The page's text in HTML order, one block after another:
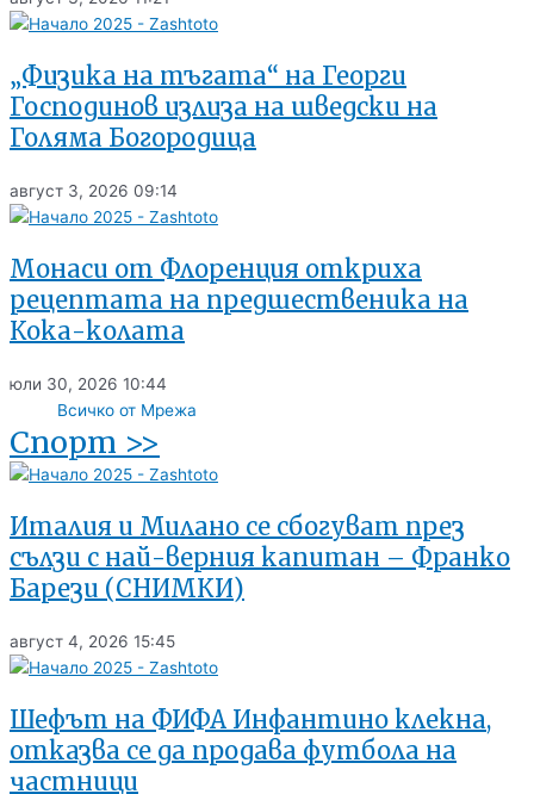
„Физика на тъгата“ на Георги
Господинов излиза на шведски на
Голяма Богородица
август 3, 2026 09:14
Монаси от Флоренция откриха
рецептата на предшественика на
Кока-колата
юли 30, 2026 10:44
Всичко от Мрежа
Спорт >>
Италия и Милано се сбогуват през
сълзи с най-верния капитан – Франко
Барези (СНИМКИ)
август 4, 2026 15:45
Шефът на ФИФА Инфантино клекна,
отказва се да продава футбола на
частници